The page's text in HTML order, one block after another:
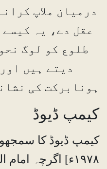
درمیان ملاپ
عقل دے، یہ
طلوع کو لوگ
دیتے ہیں
ہونابرکت کی
کیمپ ڈیوڈ
۱۹۷۸ء] اگرچہ